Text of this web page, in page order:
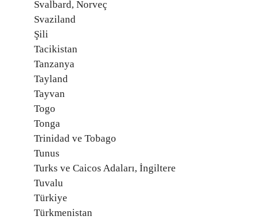
Svalbard, Norveç
Svaziland
Şili
Tacikistan
Tanzanya
Tayland
Tayvan
Togo
Tonga
Trinidad ve Tobago
Tunus
Turks ve Caicos Adaları, İngiltere
Tuvalu
Türkiye
Türkmenistan